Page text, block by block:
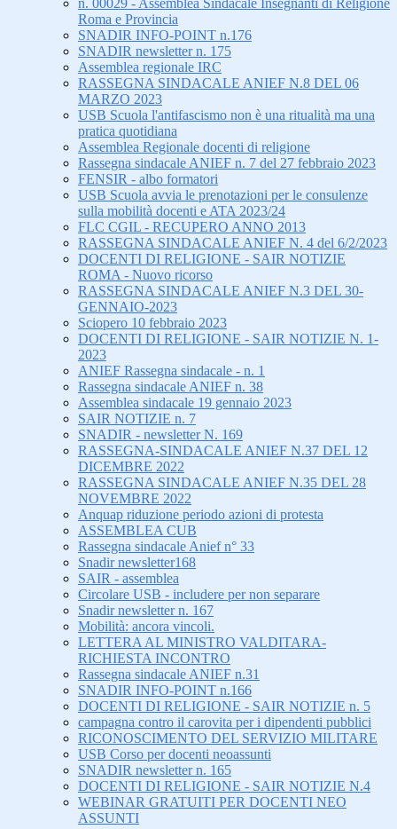
n. 00029 - Assemblea Sindacale Insegnanti di Religione
Roma e Provincia
SNADIR INFO-POINT n.176
SNADIR newsletter n. 175
Assemblea regionale IRC
RASSEGNA SINDACALE ANIEF N.8 DEL 06
MARZO 2023
USB Scuola l'antifascismo non è una ritualità ma una
pratica quotidiana
Assemblea Regionale docenti di religione
Rassegna sindacale ANIEF n. 7 del 27 febbraio 2023
FENSIR - albo formatori
USB Scuola avvia le prenotazioni per le consulenze
sulla mobilità docenti e ATA 2023/24
FLC CGIL - RECUPERO ANNO 2013
RASSEGNA SINDACALE ANIEF N. 4 del 6/2/2023
DOCENTI DI RELIGIONE - SAIR NOTIZIE
ROMA - Nuovo ricorso
RASSEGNA SINDACALE ANIEF N.3 DEL 30-
GENNAIO-2023
Sciopero 10 febbraio 2023
DOCENTI DI RELIGIONE - SAIR NOTIZIE N. 1-
2023
ANIEF Rassegna sindacale - n. 1
Rassegna sindacale ANIEF n. 38
Assemblea sindacale 19 gennaio 2023
SAIR NOTIZIE n. 7
SNADIR - newsletter N. 169
RASSEGNA-SINDACALE ANIEF N.37 DEL 12
DICEMBRE 2022
RASSEGNA SINDACALE ANIEF N.35 DEL 28
NOVEMBRE 2022
Anquap riduzione periodo azioni di protesta
ASSEMBLEA CUB
Rassegna sindacale Anief n° 33
Snadir newsletter168
SAIR - assemblea
Circolare USB - includere per non separare
Snadir newsletter n. 167
Mobilità: ancora vincoli.
LETTERA AL MINISTRO VALDITARA-
RICHIESTA INCONTRO
Rassegna sindacale ANIEF n.31
SNADIR INFO-POINT n.166
DOCENTI DI RELIGIONE - SAIR NOTIZIE n. 5
campagna contro il carovita per i dipendenti pubblici
RICONOSCIMENTO DEL SERVIZIO MILITARE
USB Corso per docenti neoassunti
SNADIR newsletter n. 165
DOCENTI DI RELIGIONE - SAIR NOTIZIE N.4
WEBINAR GRATUITI PER DOCENTI NEO
ASSUNTI